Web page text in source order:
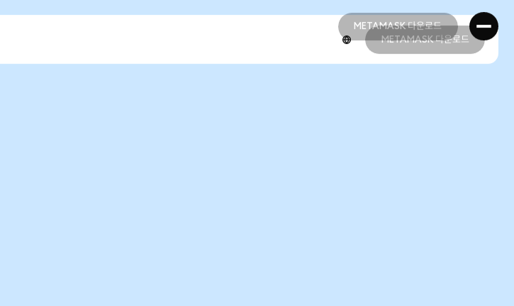
METAMASK 다운로드
METAMASK 다운로드
METAMASK 다운로드